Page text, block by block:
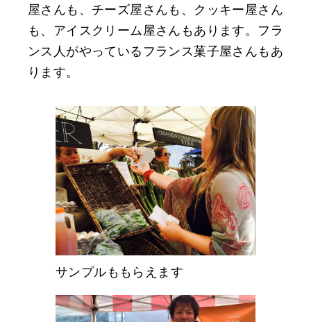
屋さんも、チーズ屋さんも、クッキー屋さん
も、アイスクリーム屋さんもあります。フラ
ンス人がやっているフランス菓子屋さんもあ
ります。
サンプルももらえます